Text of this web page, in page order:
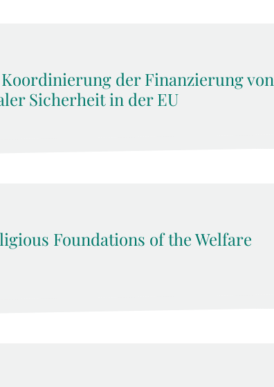
der Finanzierung von
Sicherheit in der EU
Foundations of the Welfare